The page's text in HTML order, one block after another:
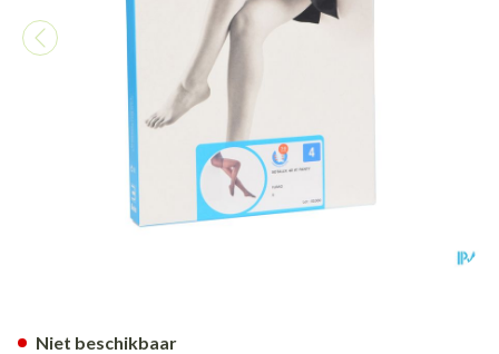
Niet beschikbaar